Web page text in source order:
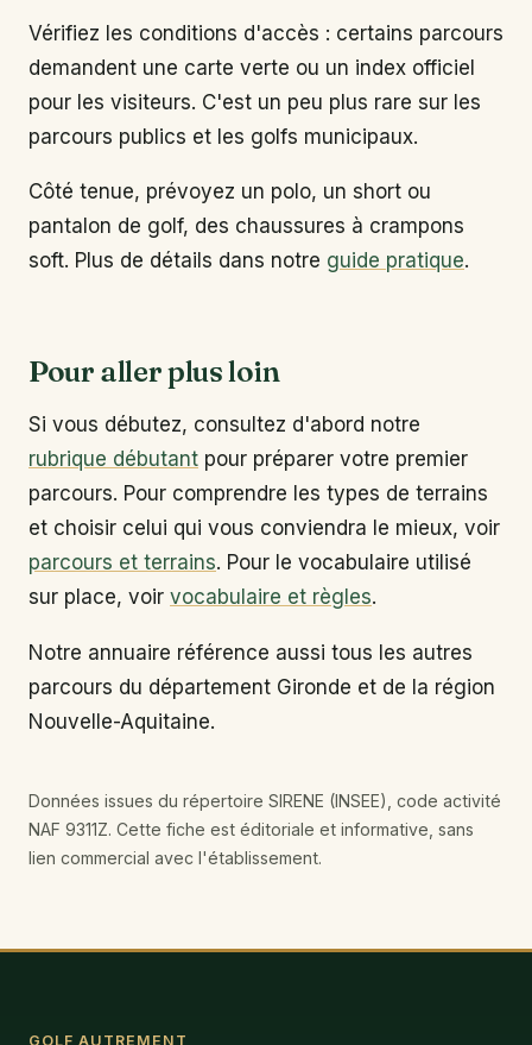
Vérifiez les conditions d'accès : certains parcours
demandent une carte verte ou un index officiel
pour les visiteurs. C'est un peu plus rare sur les
parcours publics et les golfs municipaux.
Côté tenue, prévoyez un polo, un short ou
pantalon de golf, des chaussures à crampons
soft. Plus de détails dans notre guide pratique.
Pour aller plus loin
Si vous débutez, consultez d'abord notre
rubrique débutant pour préparer votre premier
parcours. Pour comprendre les types de terrains
et choisir celui qui vous conviendra le mieux, voir
parcours et terrains. Pour le vocabulaire utilisé
sur place, voir vocabulaire et règles.
Notre annuaire référence aussi tous les autres
parcours du département Gironde et de la région
Nouvelle-Aquitaine.
Données issues du répertoire SIRENE (INSEE), code activité
NAF 9311Z. Cette fiche est éditoriale et informative, sans
lien commercial avec l'établissement.
GOLF AUTREMENT